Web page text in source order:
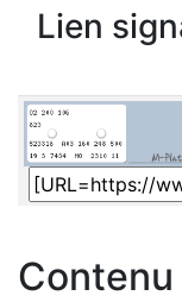
Lien